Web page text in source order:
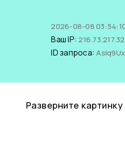
2026-08-08
Ваш IP:216.73.217.32
ID запроса:
Разверните